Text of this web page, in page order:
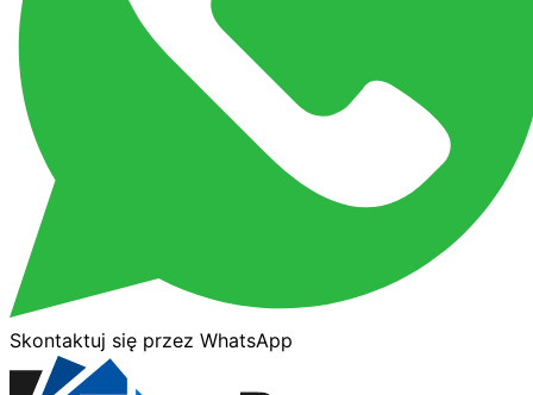
Skontaktuj się przez WhatsApp